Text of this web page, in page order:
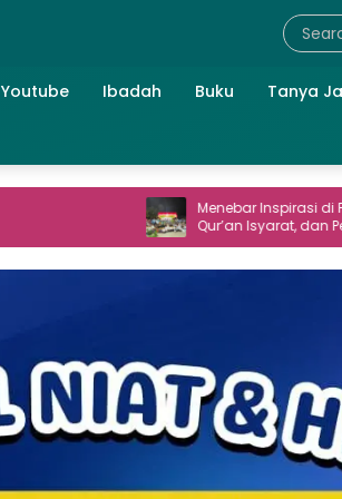
Youtube Ibadah Buku Tanya
Menebar Inspirasi di Perum TNI AL:
Qur’an Isyarat, dan Perpisahan yang
Hangat